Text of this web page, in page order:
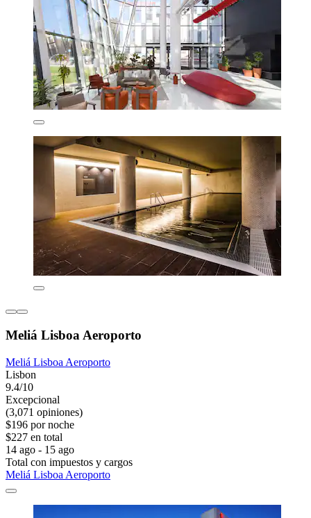
Meliá Lisboa Aeroporto
Meliá Lisboa Aeroporto
Lisbon
9.4/10
Excepcional
(3,071 opiniones)
$196 por noche
$227 en total
14 ago - 15 ago
Total con impuestos y cargos
Meliá Lisboa Aeroporto